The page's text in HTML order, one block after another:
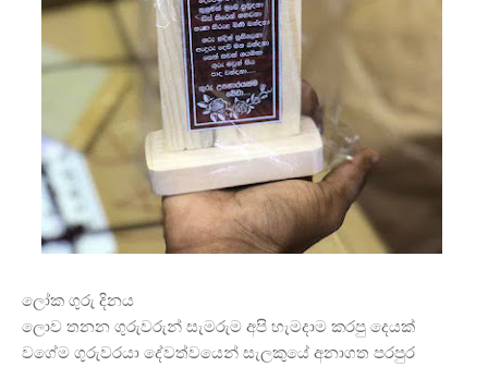
ලෝක ගුරු දිනය
ලොව තනන ගුරුවරුන් සැමරුම අපි හැමදාම කරපු දෙයක්
වගේම ගුරුවරයා දේවත්වයෙන් සැලකුයේ අනාගත පරපුර